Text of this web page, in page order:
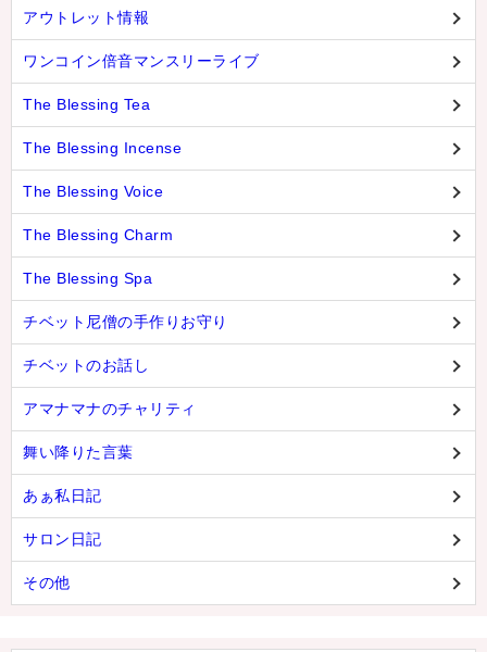
アウトレット情報
ワンコイン倍音マンスリーライブ
The Blessing Tea
The Blessing Incense
The Blessing Voice
The Blessing Charm
The Blessing Spa
チベット尼僧の手作りお守り
チベットのお話し
アマナマナのチャリティ
舞い降りた言葉
あぁ私日記
サロン日記
その他